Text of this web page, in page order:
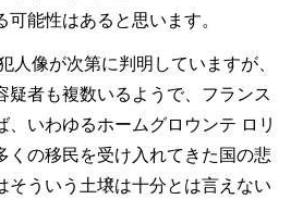
能性はあると思います。
人像が次第に判明していますが、
疑者も複数いるようで、フランス
、いわゆるホームグロウンテ ロリ
くの移民を受け入れてきた国の悲
そういう土壌は十分とは言えない